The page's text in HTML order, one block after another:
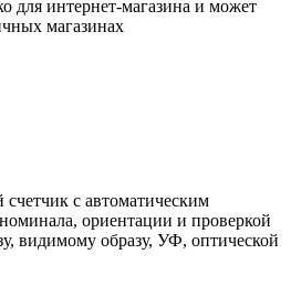
для интернет-магазина и может
магазинах
с автоматическим
ориентации и проверкой
видимому образу, УФ, оптической